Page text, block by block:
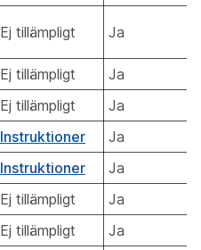
Ej tillämpligt Ja
Ej tillämpligt
Ja
Ej tillämpligt
Ja
Instruktioner
Ja
Instruktioner
Ja
Ej tillämpligt
Ja
Ej tillämpligt
Ja